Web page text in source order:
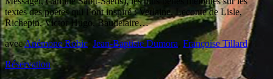
textes des poètes qui l’ont inspiré : Verlaine, Leconte de Lisle,
Richepin, Victor Hugo, Baudelaire…
avecAnémone Robic, Jean-Baptiste Dumora Françoise Tillard
Réservation